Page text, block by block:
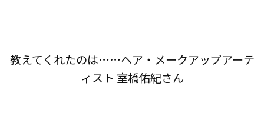
教えてくれたのは……ヘア・メークアップアーテ
ィスト 室橋佑紀さん